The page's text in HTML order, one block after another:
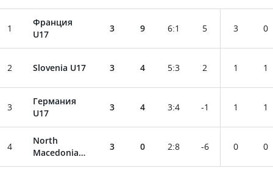
1
Франция
U17
3 9 6:1 5 3 0
2 Slovenia U17 3 4 5:3 2 1 1
3
Германия
U17
3 4 3:4 -1 1 1
4
North
Macedonia
U17
3 0 2:8 -6 0 0